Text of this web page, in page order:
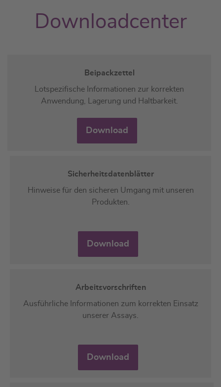
Downloadcenter
Beipackzettel
Lotspezifische Informationen zur korrekten
Anwendung, Lagerung und Haltbarkeit.
Download
Sicherheitsdatenblätter
Hinweise für den sicheren Umgang mit unseren
Produkten.
Download
Arbeitsvorschriften
Ausführliche Informationen zum korrekten Einsatz
unserer Assays.
Download